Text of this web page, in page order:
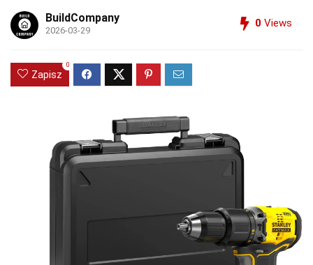
BuildCompany
2026-03-29
0 Views
Zapisz
0